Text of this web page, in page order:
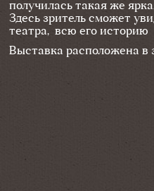
получилась такая же
Здесь зритель сможет
театра, всю его историю
Выставка расположена в